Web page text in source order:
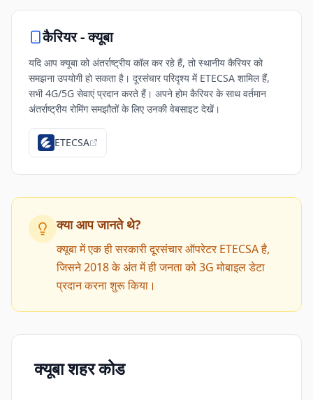
कैरियर -क्यूबा
यदि आप क्यूबा को अंतर्राष्ट्रीय कॉल कर रहे हैं, तो स्थानीय कैरियर को
समझना उपयोगी हो सकता है। दूरसंचार परिदृश्य में ETECSA शामिल हैं,
सभी 4G/5G सेवाएं प्रदान करते हैं। अपने होम कैरियर के साथ वर्तमान
अंतर्राष्ट्रीय रोमिंग समझौतों के लिए उनकी वेबसाइट देखें।
ETECSA
क्या आप जानते थे?
क्यूबा में एक ही सरकारी दूरसंचार ऑपरेटर ETECSA है,
जिसने 2018 के अंत में ही जनता को 3G मोबाइल डेटा
प्रदान करना शुरू किया।
क्यूबा शहर कोड